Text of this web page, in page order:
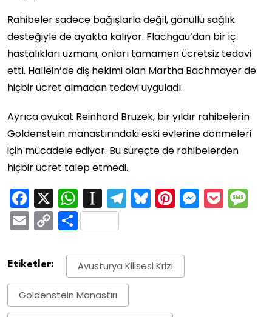
Rahibeler sadece bağışlarla değil, gönüllü sağlık
desteğiyle de ayakta kalıyor. Flachgau’dan bir iç
hastalıkları uzmanı, onları tamamen ücretsiz tedavi
etti. Hallein’de diş hekimi olan Martha Bachmayer de
hiçbir ücret almadan tedavi uyguladı.
Ayrıca avukat Reinhard Bruzek, bir yıldır rahibelerin
Goldenstein manastırındaki eski evlerine dönmeleri
için mücadele ediyor. Bu süreçte de rahibelerden
hiçbir ücret talep etmedi.
Facebook
X WhatsApp
Instapaper
Telegram
Bluesky
Pinterest
EmailCopy
Link
Share
Etiketler: Avusturya Kilisesi Krizi
Goldenstein Manastırı